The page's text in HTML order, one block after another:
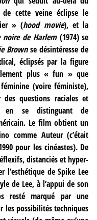
de cette veine éclipse le
» (hood movie), et la
noire de Harlem(1974) se
Brownse désintéresse de
éclipsés par la figure
plus « fun » que
(voire féministe),
questions raciales et
se distinguant de
Le film obtient un
comme Auteur (c’était
pour les cinéastes). De
distanciés et hyper-
l’esthétique de Spike Lee
de Lee, à l’appui de son
resté marqué par une
les possibilités techniques